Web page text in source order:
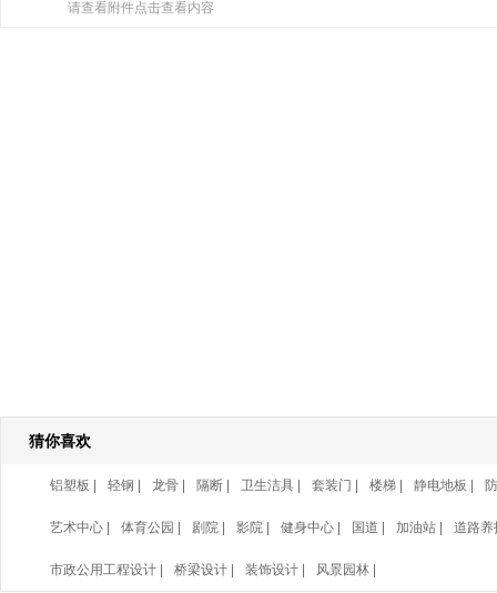
请查看附件点击查看内容
猜你喜欢
铝塑板 轻钢 龙骨 隔断 卫生洁具 套装门 楼梯 静电地板
艺术中心 体育公园 剧院 影院 健身中心 国道 加油站 道路
市政公用工程设计 桥梁设计 装饰设计 风景园林